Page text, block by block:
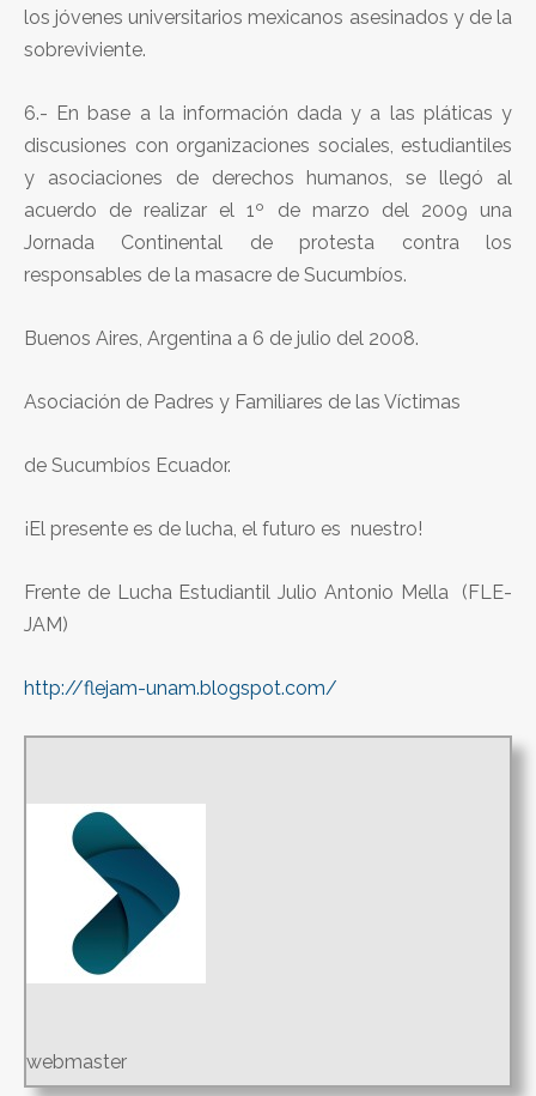
los jóvenes universitarios mexicanos asesinados y de la
sobreviviente.
6.- En base a la información dada y a las pláticas y
discusiones con organizaciones sociales, estudiantiles
y asociaciones de derechos humanos, se llegó al
acuerdo de realizar el 1º de marzo del 2009 una
Jornada Continental de protesta contra los
responsables de la masacre de Sucumbíos.
Buenos Aires, Argentina a 6 de julio del 2008.
Asociación de Padres y Familiares de las Víctimas
de Sucumbíos Ecuador.
¡El presente es de lucha, el futuro es nuestro!
Frente de Lucha Estudiantil Julio Antonio Mella (FLE-
JAM)
http://flejam-unam.blogspot.com/
webmaster